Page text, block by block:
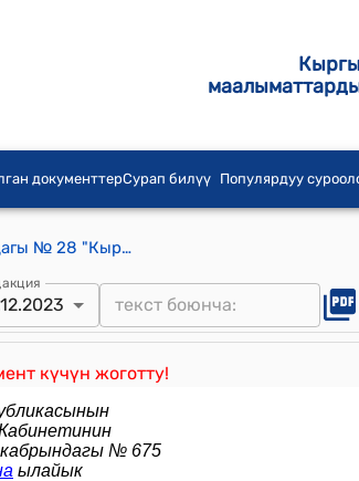
документтерСурап билүү Популярдуу
Кыргыз Республикасынын Өкмөтүнүн 2018-жылдын 17-январындагы № 28 "Кыргыз Республикасынын Өкмөтүнүн 2016-жылдын 29-январындагы № 40 “Кыргыз Республикасынын Өнөр жай, энергетика жана жер казынасын пайдалануу мамлекеттик комитетинин Атайын эсеби тууралуу жобону бекитүү жөнүндө” токтомуна өзгөртүүлөрдү киргизүү тууралуу" токтому
күчүн жоготту!